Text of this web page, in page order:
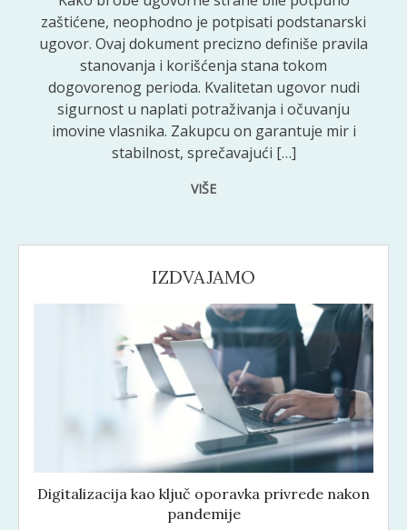
zaštićene, neophodno je potpisati podstanarski
ugovor. Ovaj dokument precizno definiše pravila
stanovanja i korišćenja stana tokom
dogovorenog perioda. Kvalitetan ugovor nudi
sigurnost u naplati potraživanja i očuvanju
imovine vlasnika. Zakupcu on garantuje mir i
stabilnost, sprečavajući […]
VIŠE
IZDVAJAMO
Digitalizacija kao ključ oporavka privrede nakon
pandemije